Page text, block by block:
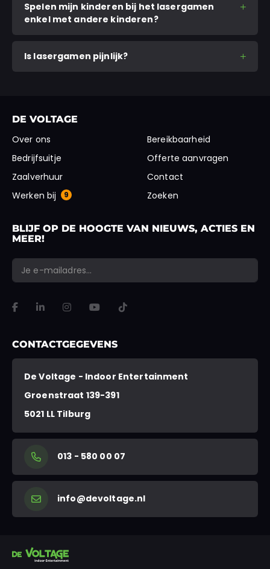
Spelen mijn kinderen bij het lasergamen
enkel met andere kinderen?
Is lasergamen pijnlijk?
DE VOLTAGE
Over ons
Bedrijfsuitje
Zaalverhuur
Werken bij
9
Bereikbaarheid
Offerte aanvragen
Contact
Zoeken
BLIJF OP DE HOOGTE VAN NIEUWS, ACTIES EN
MEER!
"*
Instagram
Dit veld is bedoeld voor validatiedoeleinden en moet niet worden
E-mailadres *
CONTACTGEGEVENS
De Voltage - Indoor Entertainment
Groenstraat 139-391
5021 LL Tilburg
013 - 580 00 07
info@devoltage.nl